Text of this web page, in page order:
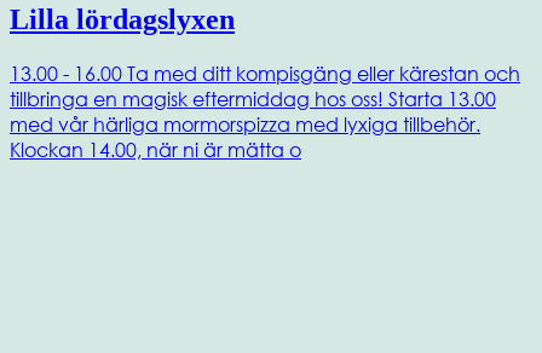
Lilla lördagslyxen
13.00 - 16.00 Ta med ditt kompisgäng eller kärestan och
tillbringa en magisk eftermiddag hos oss! Starta 13.00
med vår härliga mormorspizza med lyxiga tillbehör.
Klockan 14.00, när ni är mätta o